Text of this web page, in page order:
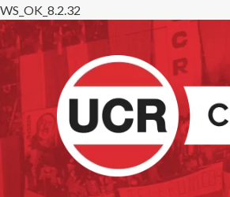
WS_OK_8.2.32
Saltar
al
contenido